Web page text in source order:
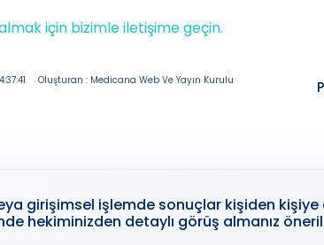
için bizimle iletişime geçin.
Oluşturan : Medicana Web Ve Yayın Kurulu
girişimsel işlemde sonuçlar kişiden
hekiminizden detaylı görüş almanız